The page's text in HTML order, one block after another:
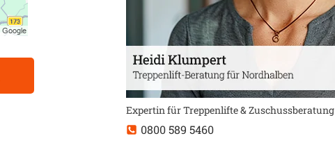
Expertin für Treppenlifte & Zuschussberatung
0800 589 5460